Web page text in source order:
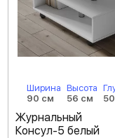
Ширина
90 см
Высота
56 см
Журнальный
Консул-5 белый